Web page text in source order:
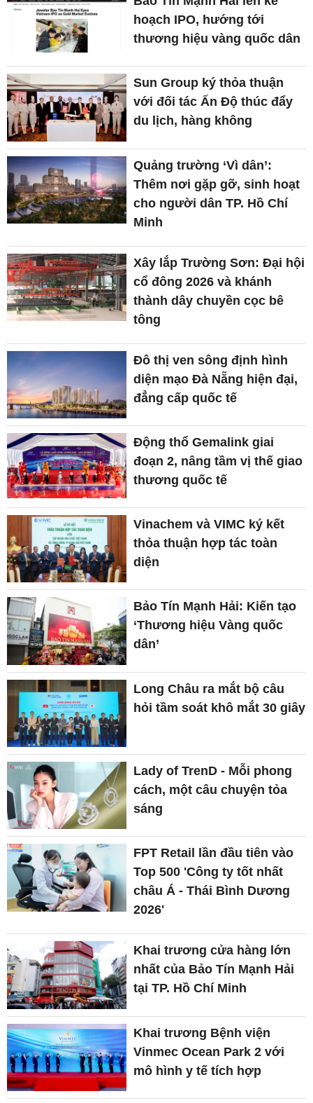
hoạch IPO, hướng tới
thương hiệu vàng quốc dân
Sun Group ký thỏa thuận
với đối tác Ấn Độ thúc đẩy
du lịch, hàng không
Quảng trường ‘Vì dân’:
Thêm nơi gặp gỡ, sinh hoạt
cho người dân TP. Hồ Chí
Minh
Xây lắp Trường Sơn: Đại hội
cổ đông 2026 và khánh
thành dây chuyền cọc bê
tông
Đô thị ven sông định hình
diện mạo Đà Nẵng hiện đại,
đẳng cấp quốc tế
Động thổ Gemalink giai
đoạn 2, nâng tầm vị thế giao
thương quốc tế
Vinachem và VIMC ký kết
thỏa thuận hợp tác toàn
diện
Bảo Tín Mạnh Hải: Kiến tạo
‘Thương hiệu Vàng quốc
dân’
Long Châu ra mắt bộ câu
hỏi tầm soát khô mắt 30 giây
Lady of TrenD - Mỗi phong
cách, một câu chuyện tỏa
sáng
FPT Retail lần đầu tiên vào
Top 500 'Công ty tốt nhất
châu Á - Thái Bình Dương
2026'
Khai trương cửa hàng lớn
nhất của Bảo Tín Mạnh Hải
tại TP. Hồ Chí Minh
Khai trương Bệnh viện
Vinmec Ocean Park 2 với
mô hình y tế tích hợp